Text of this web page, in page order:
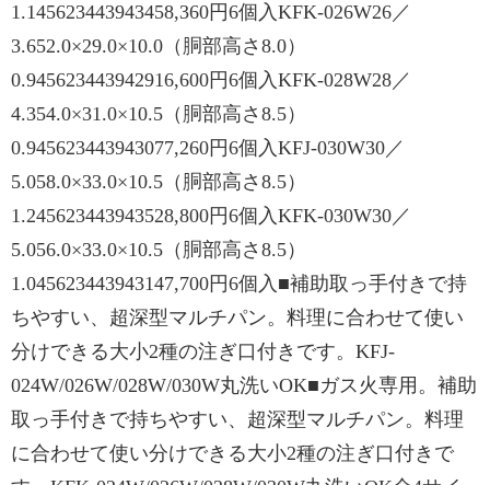
1.145623443943458,360円6個入KFK-026W26／
3.652.0×29.0×10.0（胴部高さ8.0）
0.945623443942916,600円6個入KFK-028W28／
4.354.0×31.0×10.5（胴部高さ8.5）
0.945623443943077,260円6個入KFJ-030W30／
5.058.0×33.0×10.5（胴部高さ8.5）
1.245623443943528,800円6個入KFK-030W30／
5.056.0×33.0×10.5（胴部高さ8.5）
1.045623443943147,700円6個入■補助取っ手付きで持
ちやすい、超深型マルチパン。料理に合わせて使い
分けできる大小2種の注ぎ口付きです。KFJ-
024W/026W/028W/030W丸洗いOK■ガス火専用。補助
取っ手付きで持ちやすい、超深型マルチパン。料理
に合わせて使い分けできる大小2種の注ぎ口付きで